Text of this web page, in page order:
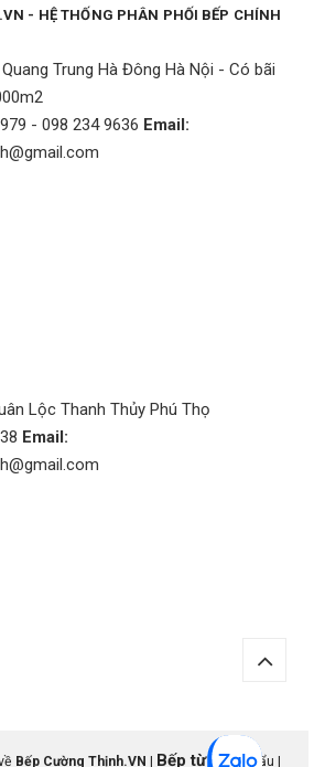
- HỆ THỐNG PHÂN PHỐI BẾP CHÍNH
Trung Hà Đông Hà Nội - Có bãi
- 098 234 9636 Email:
Lộc Thanh Thủy Phú Thọ
Email:
Bếp Cường Thịnh.VN Bếp từ nhập khẩu |